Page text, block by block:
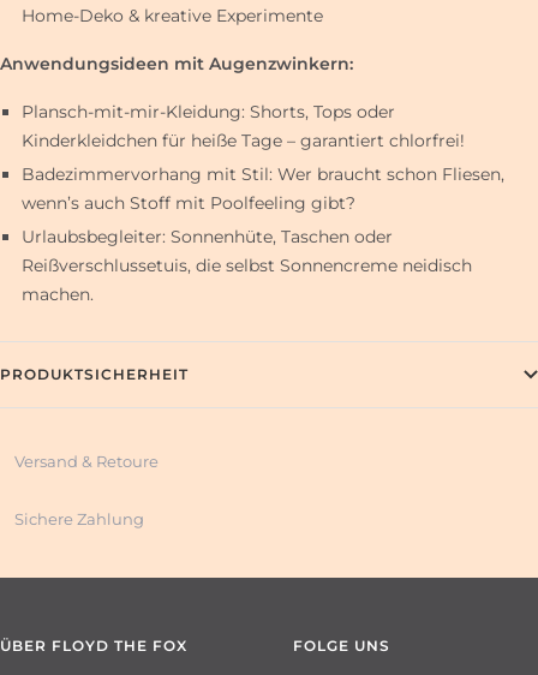
Home-Deko & kreative Experimente
Anwendungsideen mit Augenzwinkern:
Plansch-mit-mir-Kleidung: Shorts, Tops oder
Kinderkleidchen für heiße Tage – garantiert chlorfrei!
Badezimmervorhang mit Stil: Wer braucht schon Fliesen,
wenn’s auch Stoff mit Poolfeeling gibt?
Urlaubsbegleiter: Sonnenhüte, Taschen oder
Reißverschlussetuis, die selbst Sonnencreme neidisch
machen.
PRODUKTSICHERHEIT
Versand & Retoure
Sichere Zahlung
ÜBER FLOYD THE FOX FOLGE UNS